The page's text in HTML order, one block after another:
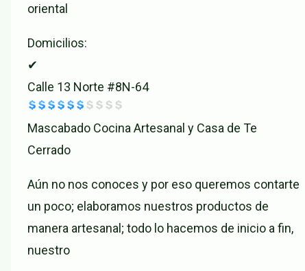
oriental
Domicilios:
✔
Calle 13 Norte #8N-64
Mascabado Cocina Artesanal y Casa de Te
Cerrado
Aún no nos conoces y por eso queremos contarte
un poco; elaboramos nuestros productos de
manera artesanal; todo lo hacemos de inicio a fin,
nuestro